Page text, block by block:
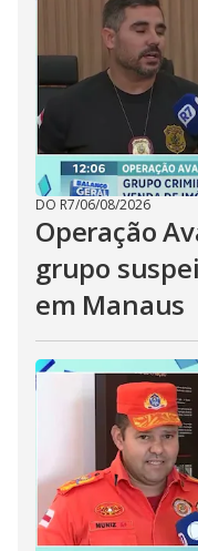
DO R7/06/08/2026
Operação
grupo
em Manaus